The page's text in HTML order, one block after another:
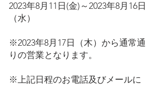
2023年8月11日(金)～2023年8月16日
（水）
※2023年8月17日（木）から通常通
りの営業となります。
※上記日程のお電話及びメールに